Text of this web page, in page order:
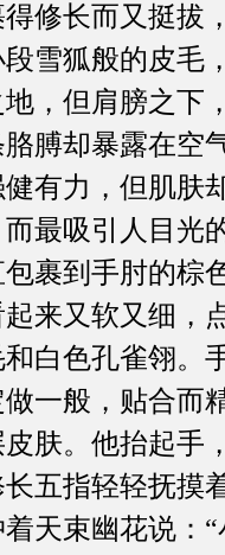
修长而又挺拔
雪狐般的皮毛
，但肩膀之下
膊却暴露在空
有力，但肌肤
最吸引人目光
裹到手肘的棕
来又软又细，
白色孔雀翎。
一般，贴合而
皮肤。他抬起手
五指轻轻抚摸
天束幽花说：“